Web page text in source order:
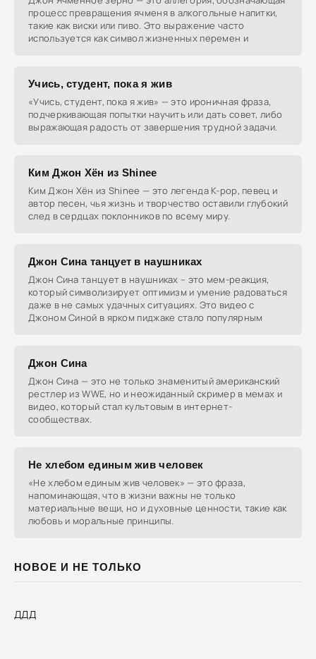
НОВОЕ И НЕ ТОЛЬКО
ДДД
процесс превращения ячменя в алкогольные напитки,
такие как виски или пиво. Это выражение часто
используется как символ жизненных перемен и
Учись, студент, пока я жив
«Учись, студент, пока я жив» — это ироничная фраза,
подчеркивающая попытки научить или дать совет, либо
выражающая радость от завершения трудной задачи.
Ким Джон Хён из Shinee
Ким Джон Хён из Shinee — это легенда K-pop, певец и
автор песен, чья жизнь и творчество оставили глубокий
след в сердцах поклонников по всему миру.
Джон Сина танцует в наушниках
Джон Сина танцует в наушниках – это мем-реакция,
который символизирует оптимизм и умение радоваться
даже в не самых удачных ситуациях. Это видео с
Джоном Синой в ярком пиджаке стало популярным
Джон Сина
Джон Сина — это не только знаменитый американский
рестлер из WWE, но и неожиданный скример в мемах и
видео, который стал культовым в интернет-
сообществах.
Не хлебом единым жив человек
«Не хлебом единым жив человек» — это фраза,
напоминающая, что в жизни важны не только
материальные вещи, но и духовные ценности, такие как
любовь и моральные принципы.